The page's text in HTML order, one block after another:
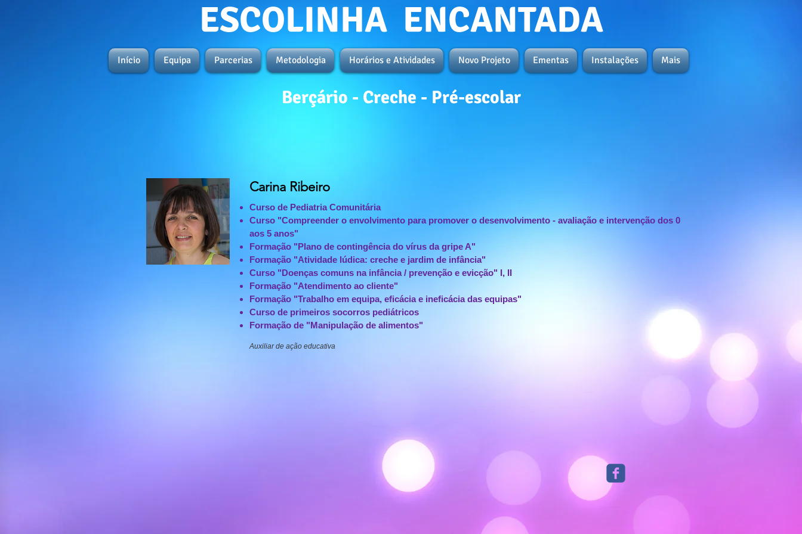
ESCOLINHA ENCANTADA
Berçário - Creche - Pré-escolar
Início Equipa Parcerias Metodologia Horários e Atividades Novo Projeto Ementas Instalações Mais
Carina Ribeiro
Curso de Pediatria Comunitária
Curso "Compreender o envolvimento para promover o desenvolvimento - avaliação e intervenção dos 0
aos 5 anos"
Formação "Plano de contingência do vírus da gripe A"
Formação "Atividade lúdica: creche e jardim de infância"
Curso "Doenças comuns na infância / prevenção e evicção" I, II
Formação "Atendimento ao cliente"
Formação "Trabalho em equipa, eficácia e ineficácia das equipas"
Curso de primeiros socorros pediátricos
Formação de "Manipulação de alimentos"
Auxiliar de ação educativa